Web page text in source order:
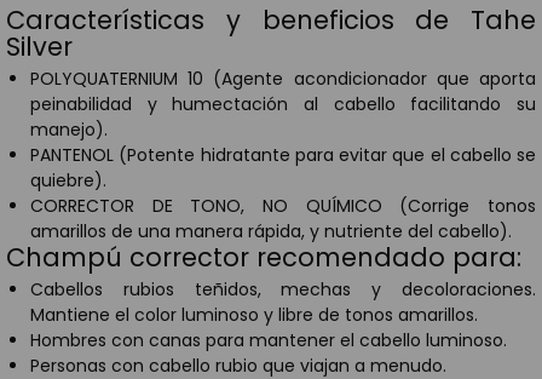
Características y beneficios de Tahe
Silver
POLYQUATERNIUM 10 (Agente acondicionador que aporta
peinabilidad y humectación al cabello facilitando su
manejo).
PANTENOL (Potente hidratante para evitar que el cabello se
quiebre).
CORRECTOR DE TONO, NO QUÍMICO (Corrige tonos
amarillos de una manera rápida, y nutriente del cabello).
Champú corrector recomendado para:
Cabellos rubios teñidos, mechas y decoloraciones.
Mantiene el color luminoso y libre de tonos amarillos.
Hombres con canas para mantener el cabello luminoso.
Personas con cabello rubio que viajan a menudo.